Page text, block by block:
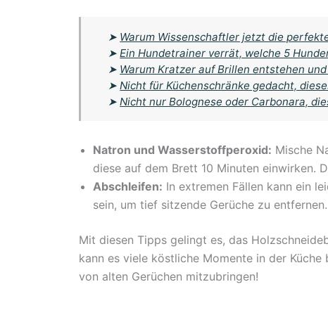
➤ Warum Wissenschaftler jetzt die
➤Ein Hundetrainer verrät, welche 5
➤ Warum Kratzer auf Brillen entstehen
➤Nicht für Küchenschränke gedacht,
➤Nicht nur Bolognese oder Carbonara,
Natron und Wasserstoffperoxid: Mische
diese auf dem Brett 10 Minuten einwirken.
Abschleifen: In extremen Fällen kann ein
sein, um tief sitzende Gerüche zu entfernen.
Mit diesen Tipps gelingt es, das
kann es viele köstliche Momente in der
von alten Gerüchen mitzubringen!